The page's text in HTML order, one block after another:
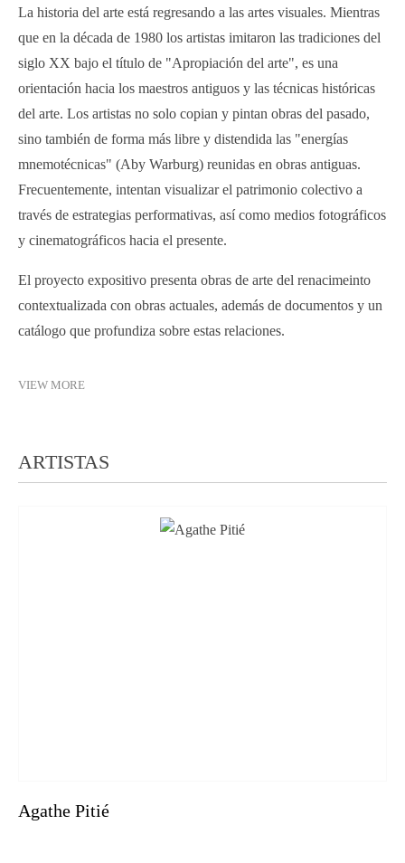
La historia del arte está regresando a las artes visuales. Mientras
que en la década de 1980 los artistas imitaron las tradiciones del
siglo XX bajo el título de "Apropiación del arte", es una
orientación hacia los maestros antiguos y las técnicas históricas
del arte. Los artistas no solo copian y pintan obras del pasado,
sino también de forma más libre y distendida las "energías
mnemotécnicas" (Aby Warburg) reunidas en obras antiguas.
Frecuentemente, intentan visualizar el patrimonio colectivo a
través de estrategias performativas, así como medios fotográficos
y cinematográficos hacia el presente.
El proyecto expositivo presenta obras de arte del renacimeinto
contextualizada con obras actuales, además de documentos y un
catálogo que profundiza sobre estas relaciones.
VIEW MORE
ARTISTAS
Agathe Pitié